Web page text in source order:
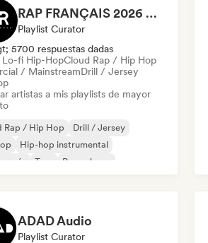
RAP FRANÇAIS 2026 🔥🇫🇷 (Way Records)
Playlist Curator
5700 respuestas dadas
fi Hip-HopCloud Rap / Hip Hop
/ MainstreamDrill / Jersey
artistas a mis playlists de mayor
Rap / Hip Hop
Drill / Jersey
Hip-hop instrumental
Trap
Pop urbano
ADAD Audio
Playlist Curator